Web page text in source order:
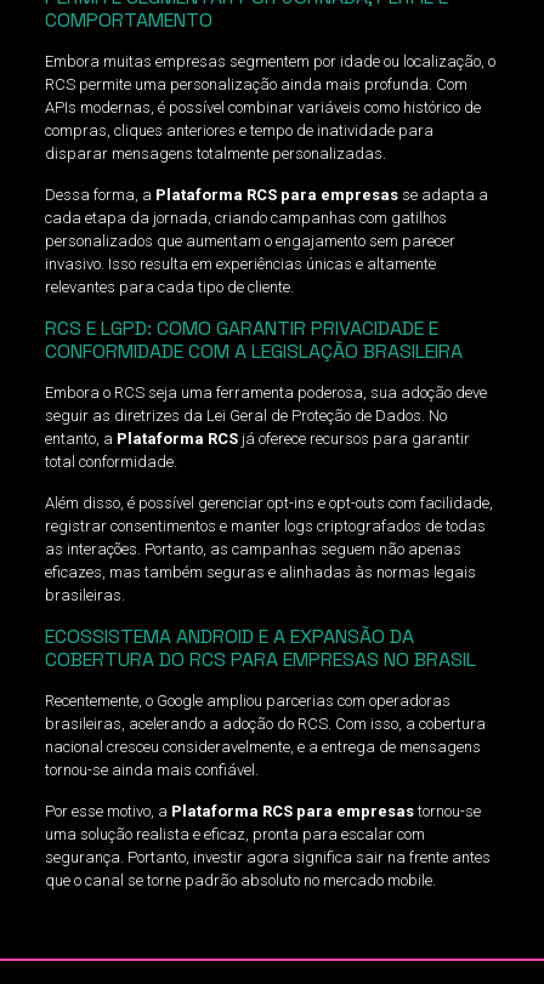
COMPORTAMENTO
Embora muitas empresas segmentem por idade ou localização, o
RCS permite uma personalização ainda mais profunda. Com
APIs modernas, é possível combinar variáveis como histórico de
compras, cliques anteriores e tempo de inatividade para
disparar mensagens totalmente personalizadas.
Dessa forma, a Plataforma RCS para empresasse adapta a
cada etapa da jornada, criando campanhas com gatilhos
personalizados que aumentam o engajamento sem parecer
invasivo. Isso resulta em experiências únicas e altamente
relevantes para cada tipo de cliente.
RCS E LGPD: COMO GARANTIR PRIVACIDADE E
CONFORMIDADE COM A LEGISLAÇÃO BRASILEIRA
Embora o RCS seja uma ferramenta poderosa, sua adoção deve
seguir as diretrizes da Lei Geral de Proteção de Dados. No
entanto, a Plataforma RCSjá oferece recursos para garantir
total conformidade.
Além disso, é possível gerenciar opt-ins e opt-outs com facilidade,
registrar consentimentos e manter logs criptografados de todas
as interações. Portanto, as campanhas seguem não apenas
eficazes, mas também seguras e alinhadas às normas legais
brasileiras.
ECOSSISTEMA ANDROID E A EXPANSÃO DA
COBERTURA DO RCS PARA EMPRESAS NO BRASIL
Recentemente, o Google ampliou parcerias com operadoras
brasileiras, acelerando a adoção do RCS. Com isso, a cobertura
nacional cresceu consideravelmente, e a entrega de mensagens
tornou-se ainda mais confiável.
Por esse motivo, a Plataforma RCS para empresastornou-se
uma solução realista e eficaz, pronta para escalar com
segurança. Portanto, investir agora significa sair na frente antes
que o canal se torne padrão absoluto no mercado mobile.